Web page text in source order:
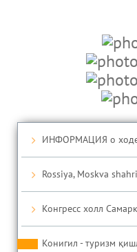
ИНФОРМАЦИЯ о ходе
Rossiya, Moskva
Конгресс холл
Конигил - туризм